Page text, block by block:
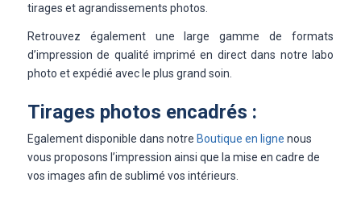
tirages et agrandissements photos.
Retrouvez également une large gamme de formats
d’impression de qualité imprimé en direct dans notre labo
photo et expédié avec le plus grand soin.
Tirages photos encadrés :
Egalement disponible dans notre Boutique en ligne nous
vous proposons l’impression ainsi que la mise en cadre de
vos images afin de sublimé vos intérieurs.